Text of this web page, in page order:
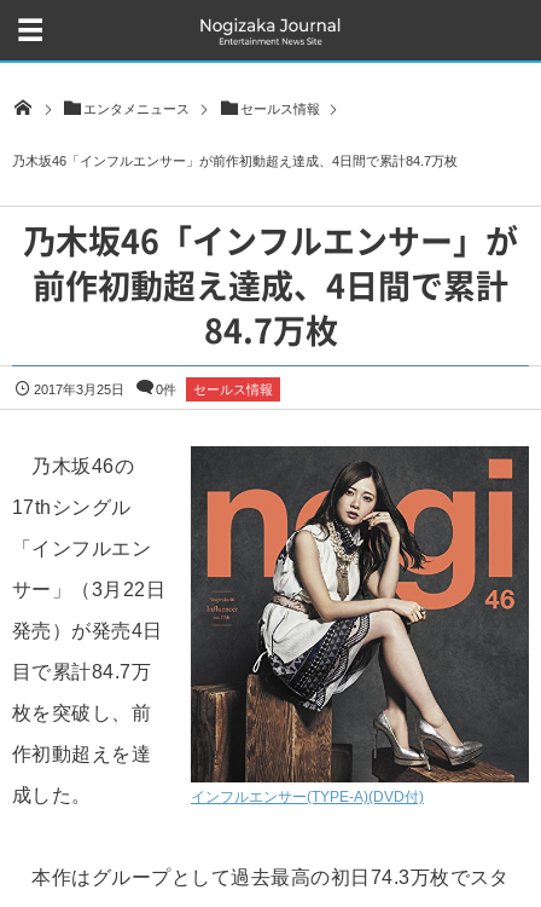
エンタメニュース セールス情報
乃木坂46「インフルエンサー」が前作初動超え達成、4日間で累計84.7万枚
乃木坂46「インフルエンサー」が
前作初動超え達成、4日間で累計
84.7万枚
2017年3月25日 0件 セールス情報
インフルエンサー(TYPE-A)(DVD付)
乃木坂46の
17thシングル
「インフルエン
サー」（3月22日
発売）が発売4日
目で累計84.7万
枚を突破し、前
作初動超えを達
成した。
本作はグループとして過去最高の初日74.3万枚でスタ